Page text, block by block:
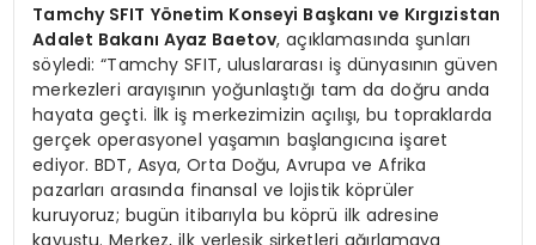
Tamchy SFIT Yönetim Konseyi Başkanı ve Kırgızistan
Adalet Bakanı Ayaz Baetov, açıklamasında şunları
söyledi: “Tamchy SFIT, uluslararası iş dünyasının güven
merkezleri arayışının yoğunlaştığı tam da doğru anda
hayata geçti. İlk iş merkezimizin açılışı, bu topraklarda
gerçek operasyonel yaşamın başlangıcına işaret
ediyor. BDT, Asya, Orta Doğu, Avrupa ve Afrika
pazarları arasında finansal ve lojistik köprüler
kuruyoruz; bugün itibarıyla bu köprü ilk adresine
kavuştu. Merkez, ilk yerleşik şirketleri ağırlamaya